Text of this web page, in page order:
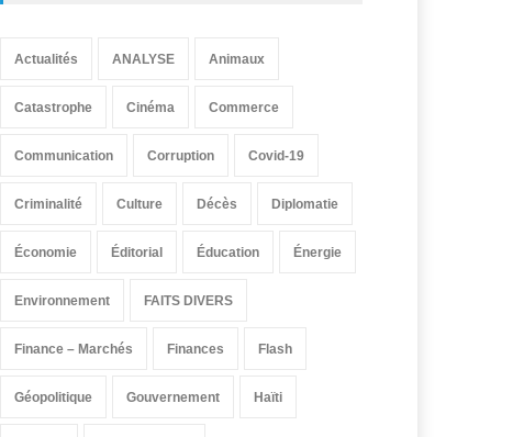
Actualités ANALYSE Animaux
Catastrophe Cinéma Commerce
Communication Corruption Covid-19
Criminalité Culture Décès Diplomatie
Économie Éditorial Éducation Énergie
Environnement FAITS DIVERS
Finance – Marchés Finances Flash
Géopolitique Gouvernement Haïti